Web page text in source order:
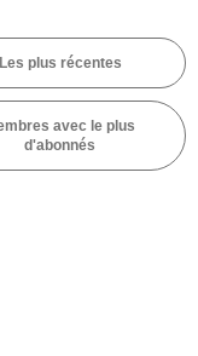
Les plus récentes
avec le plus
d'abonnés